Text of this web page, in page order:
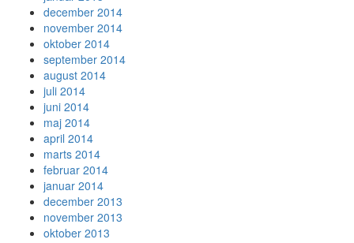
december 2014
november 2014
oktober 2014
september 2014
august 2014
juli 2014
juni 2014
maj 2014
april 2014
marts 2014
februar 2014
januar 2014
december 2013
november 2013
oktober 2013